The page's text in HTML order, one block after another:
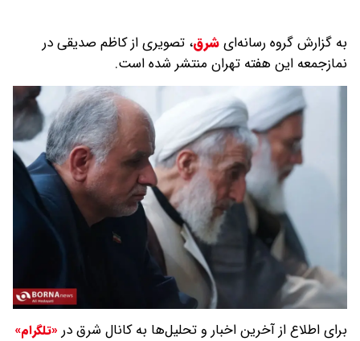
به گزارش گروه رسانه‌ایشرق، تصویری از کاظم صدیقی در
نمازجمعه این هفته تهران منتشر شده است.
برای اطلاع از آخرین اخبار و تحلیل‌ها به کانال شرق در «تلگرام»